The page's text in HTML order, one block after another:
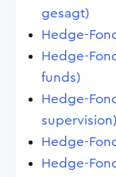
gesagt)
Hedge-
Hedge-
funds)
Hedge-
supervision)
Hedge-
Hedge-